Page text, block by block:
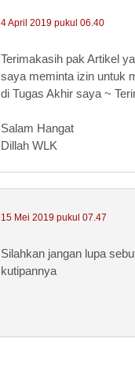
4 April 2019 pukul 06.40
Terimakasih pak Artikel
saya meminta izin untuk
di Tugas Akhir saya ~
Salam Hangat
Dillah WLK
15 Mei 2019 pukul 07.47
Silahkan jangan lupa
kutipannya